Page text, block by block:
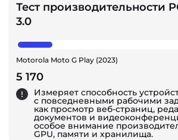
Тест производительности
3.0
Motorola Moto G Play (2023)
5 170
Измеряет способность
с повседневными рабочими
как просмотр веб-страниц,
документов и
особое внимание
GPU, памяти и хранилища.